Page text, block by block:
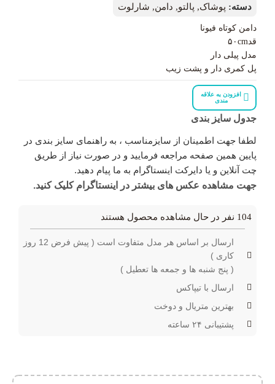
دسته: پوشاک, پالتو, دامن, شارلوت
دامن کوتاه فیونا
قد۵۰cm
مدل پیلی دار
پل کمری دار و پشت زیب
افزودن به علاقه
مندی
جدول سایز بندی
لطفا جهت اطمینان از سایزمناسب ، به راهنمای سایز بندی در
پایین همین صفحه مراجعه فرمایید و در صورت نیاز از طریق
چت آنلاین و یا دایرکت اینستاگرام به ما پیام دهید.
جهت مشاهده عکس های بیشتر در اینستاگرام کلیک کنید.
104 نفر در حال مشاهده محصول هستند
ارسال بر اساس هر مدل متفاوت است ( پیش فرض 12 روز
کاری )
( پنج شنبه ها و جمعه ها تعطیل )
ارسال با تیپاکس
بهترین متریال و دوخت
پشتیبانی ۲۴ ساعته